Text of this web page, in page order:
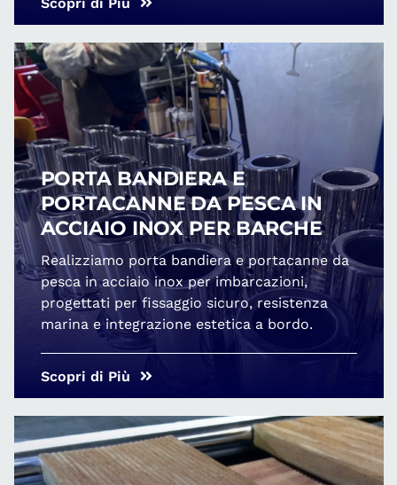
PORTA BANDIERA E
PORTACANNE DA PESCA IN
ACCIAIO INOX PER BARCHE
Realizziamo porta bandiera e portacanne da
pesca in acciaio inox per imbarcazioni,
progettati per fissaggio sicuro, resistenza
marina e integrazione estetica a bordo.
Scopri di Più